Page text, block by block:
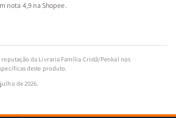
nota 4,9 na Shopee.
da Livraria Família Cristã/Penkal nos
deste produto.
de 2026.